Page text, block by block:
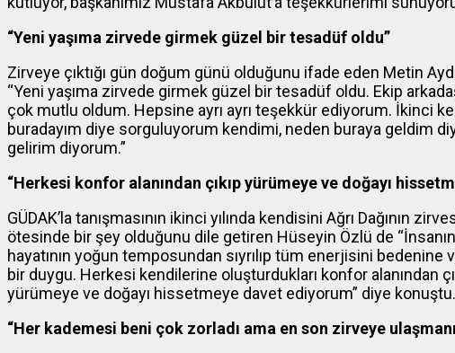
“Yeni yaşıma zirvede girmek güzel bir tesadüf oldu”
Zirveye çıktığı gün doğum günü olduğunu ifade eden Metin
“Yeni yaşıma zirvede girmek güzel bir tesadüf oldu. Ekip
çok mutlu oldum. Hepsine ayrı ayrı teşekkür ediyorum. İkinci
buradayım diye sorguluyorum kendimi, neden buraya geldim
gelirim diyorum.”
“Herkesi konfor alanından çıkıp yürümeye ve doğayı
GÜDAK’la tanışmasının ikinci yılında kendisini Ağrı Dağının
ötesinde bir şey olduğunu dile getiren Hüseyin Özlü de
hayatının yoğun temposundan sıyrılıp tüm enerjisini
bir duygu. Herkesi kendilerine oluşturdukları konfor alanından
yürümeye ve doğayı hissetmeye davet ediyorum” diye konuştu.
“Her kademesi beni çok zorladı ama en son zirveye